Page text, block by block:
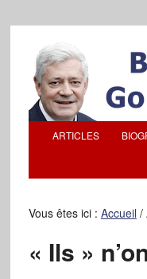
ARTICLES
Vous êtes ici : Accueil /
« Ils »